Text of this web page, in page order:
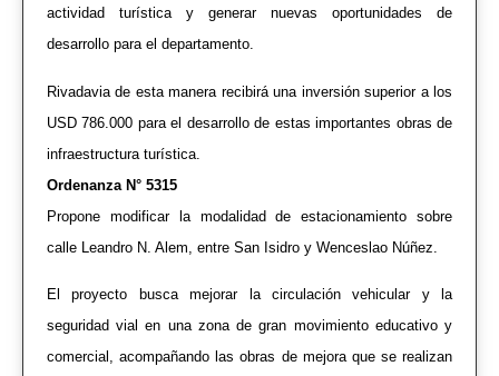
actividad turística y generar nuevas oportunidades de
desarrollo para el departamento.
Rivadavia de esta manera recibirá una inversión superior a los
USD 786.000 para el desarrollo de estas importantes obras de
infraestructura turística.
Ordenanza N° 5315
Propone modificar la modalidad de estacionamiento sobre
calle Leandro N. Alem, entre San Isidro y Wenceslao Núñez.
El proyecto busca mejorar la circulación vehicular y la
seguridad vial en una zona de gran movimiento educativo y
comercial, acompañando las obras de mejora que se realizan